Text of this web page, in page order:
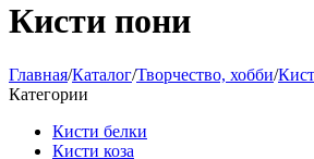
Кисти пони
Главная/Каталог/Творчество, хобби/
Категории
Кисти белки
Кисти коза